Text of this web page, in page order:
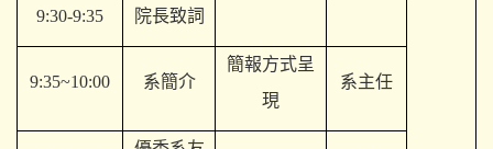
9:30-9:35 院長致詞
9:35~10:00 系簡介
簡報方式呈
現
系主任